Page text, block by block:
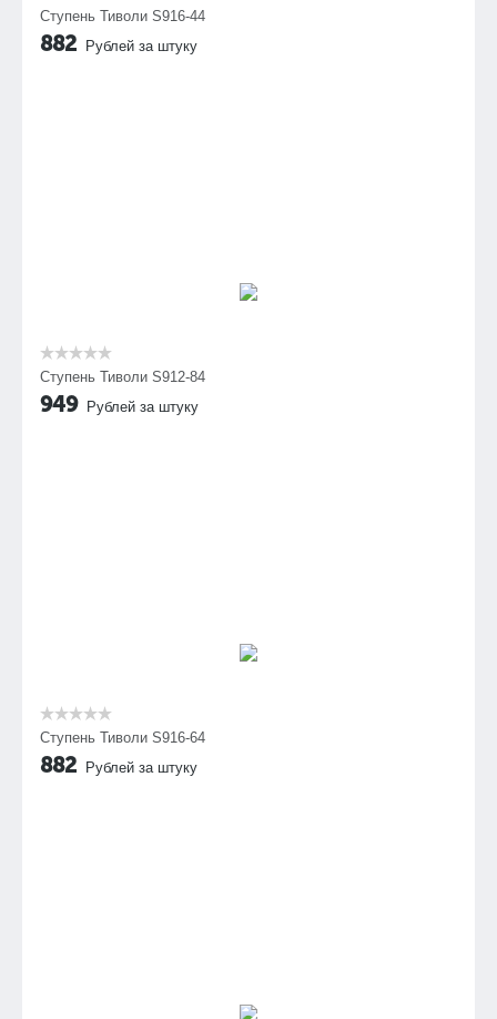
Ступень Тиволи S916-44
882 Рублей за штуку
Ступень Тиволи S912-84
949 Рублей за штуку
Ступень Тиволи S916-64
882 Рублей за штуку